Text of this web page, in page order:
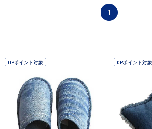
1
OPポイント対象 OPポイント対象